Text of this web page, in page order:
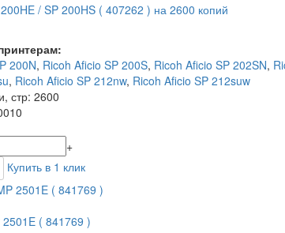
/ SP 200HS ( 407262 ) на 2600 копий
200N, Ricoh Aficio SP 200S, Ricoh Aficio SP 202SN,
, Ricoh Aficio SP 212nw, Ricoh Aficio SP 212suw
стр: 2600
+
Купить в 1 клик
( 841769 )